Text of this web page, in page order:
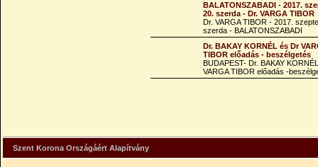
BALATONSZABADI - 2017.
20. szerda - Dr. VARGA TIBOR
Dr. VARGA TIBOR - 2017.
szerda - BALATONSZABADI
Dr. BAKAY KORNÉL és Dr
TIBOR előadás - beszélgetés
BUDAPEST- Dr. BAKAY
VARGA TIBOR előadás -
Szent Korona Országáért Alapítvány